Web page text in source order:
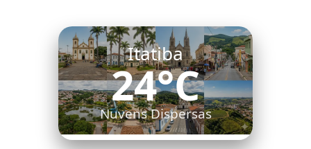
Itatiba
24°C
Nuvens Dispersas